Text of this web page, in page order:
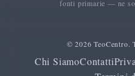
fonti primarie — ne
© 2026
Chi SiamoContatti